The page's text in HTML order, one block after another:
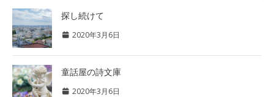
探し続けて
2020年3月6日
童話屋の詩文庫
2020年3月6日